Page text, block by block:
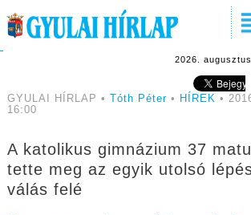
2026.
GYULAI HÍRLAP • Tóth Péter• HÍREK •
16:00
A katolikus gimnázium 37
tette meg az egyik utolsó
válás felé